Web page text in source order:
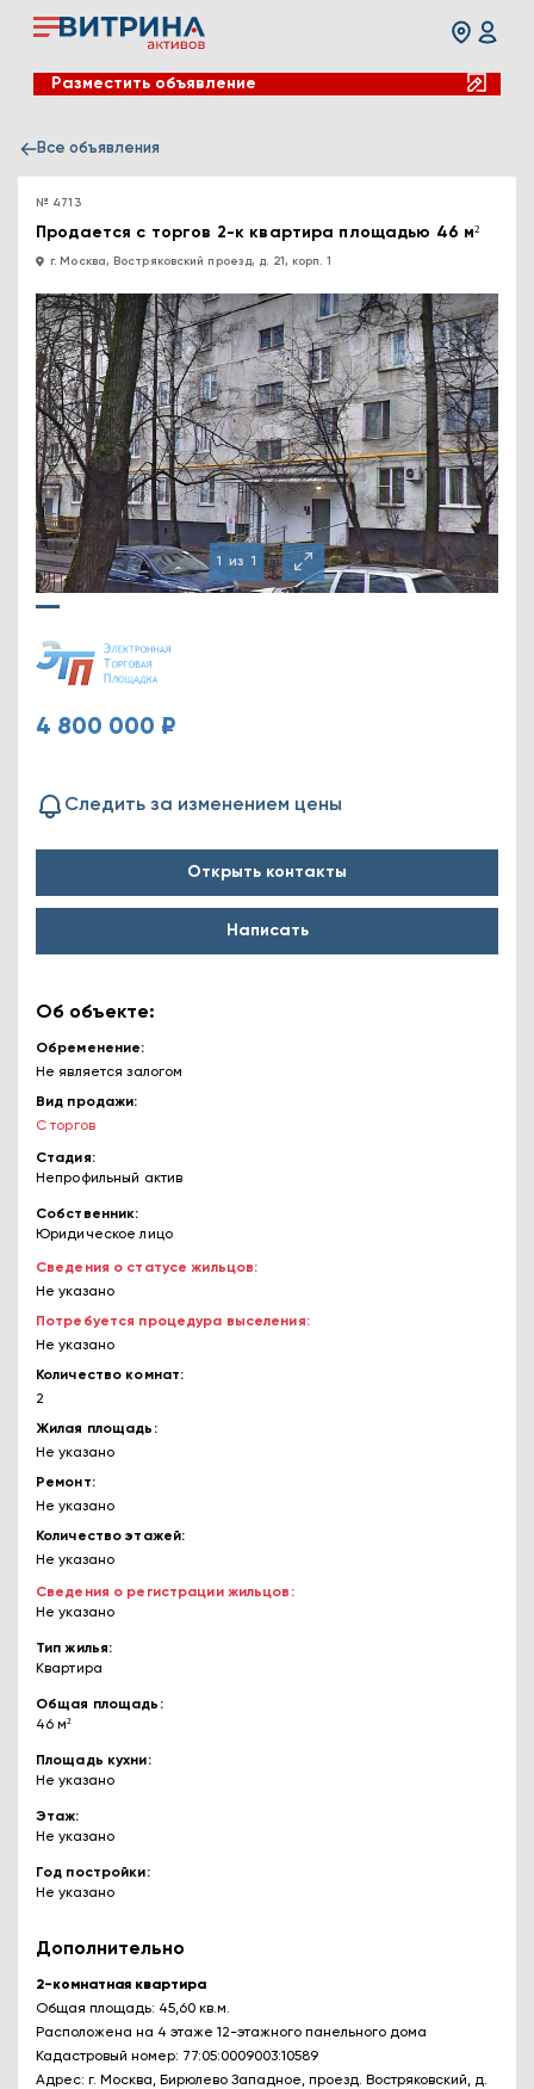
Разместить объявление
Все объявления
№ 4713
Продается с торгов 2-к квартира площадью 46 м²
г. Москва, Востряковский проезд, д. 21, корп. 1
1 из1
4 800 000 ₽
Следить за изменением цены
Открыть контакты
Написать
Об объекте:
Обременение
Не является залогом
Вид продажи
С торгов
Стадия
Непрофильный актив
Собственник
Юридическое лицо
Сведения о статусе жильцов
Не указано
Потребуется процедура выселения
Не указано
Количество комнат
2
Жилая площадь
Не указано
Ремонт
Не указано
Количество этажей
Не указано
Сведения о регистрации жильцов
Не указано
Тип жилья
Квартира
Общая площадь
46 м²
Площадь кухни
Не указано
Этаж
Не указано
Год постройки
Не указано
Дополнительно
2-комнатная квартира
Общая площадь: 45,60 кв.м.
Расположена на 4 этаже 12-этажного панельного дома
Кадастровый номер: 77:05:0009003:10589
Адрес: г. Москва, Бирюлево Западное, проезд. Востряковский, д.